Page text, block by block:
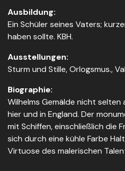
Ausbildung:
Ein Schüler seines Vaters;
haben sollte. KBH.
Ausstellungen:
Sturm und Stille, Orlogsmus.,
Biographie:
Wilhelms Gemälde nicht
hier und in England. Der
mit Schiffen, einschließlich die
sich durch eine kühle Farbe
Virtuose des malerischen